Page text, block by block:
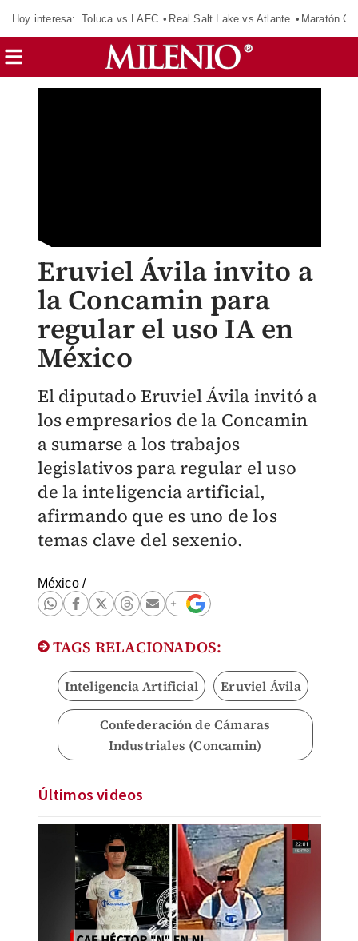
Hoy interesa: Toluca vs LAFC Real Salt Lake vs Atlante Maratón
Eruviel Ávila invito a
la Concamin para
regular el uso IA en
México
El diputado Eruviel Ávila invitó a
los empresarios de la Concamin
a sumarse a los trabajos
legislativos para regular el uso
de la inteligencia artificial,
afirmando que es uno de los
temas clave del sexenio.
México/
TAGS RELACIONADOS:
Inteligencia Artificial Eruviel Ávila
Confederación de Cámaras
Industriales (Concamin)
Últimos videos